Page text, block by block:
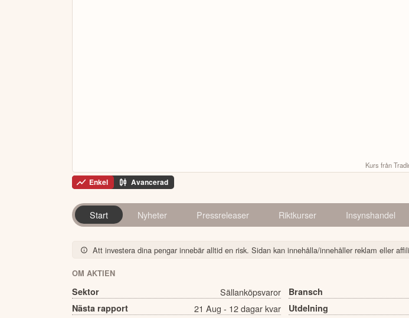
Kurs från
Enkel Avancerad
Start Nyheter Pressreleaser Riktkurser Insynshandel
Att investera dina pengar innebär alltid en risk. Sidan kan innehålla/innehåller reklam eller
OM AKTIEN
Sektor Sällanköpsvaror Bransch
Nästa rapport 21 Aug - 12 dagar kvar Utdelning